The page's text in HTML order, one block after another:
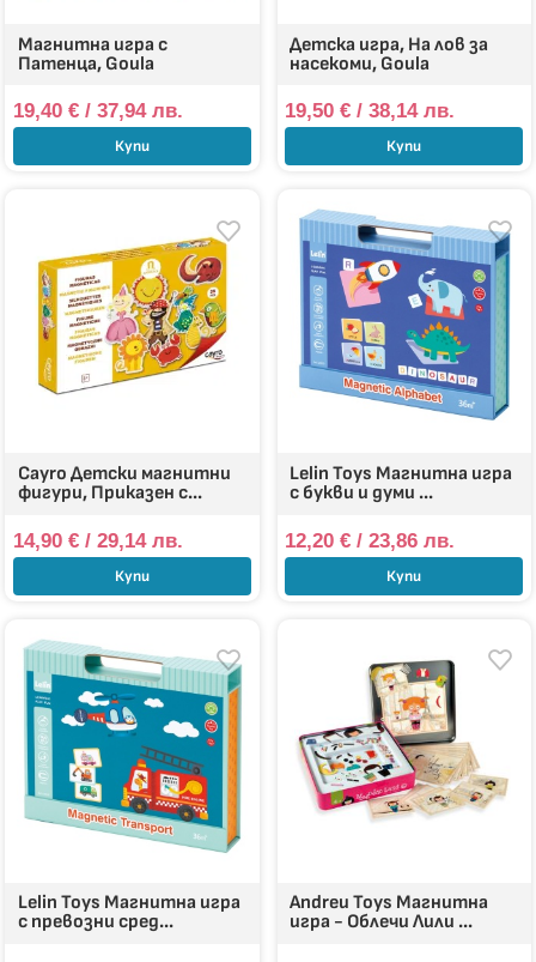
Магнитна игра с
Патенца, Goula
19,40 €/ 37,94 лв.
Купи
Детска игра, На лов за
насекоми, Goula
19,50 €/ 38,14 лв.
Купи
Cayro Детски магнитни
фигури, Приказен с...
14,90 €/ 29,14 лв.
Купи
Lelin Toys Магнитна игра
с букви и думи ...
12,20 €/ 23,86 лв.
Купи
Lelin Toys Магнитна игра
с превозни сред...
Andreu Toys Магнитна
игра - Облечи Лили ...